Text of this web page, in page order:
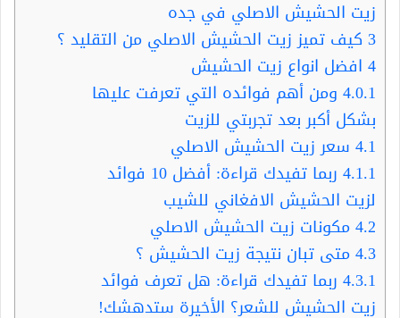
زيت الحشيش الاصلي في جده
3 كيف تميز زيت الحشيش الاصلي من التقليد ؟
4 افضل انواع زيت الحشيش
4.0.1 ومن أهم فوائده التي تعرفت عليها
بشكل أكبر بعد تجربتي للزيت
4.1 سعر زيت الحشيش الاصلي
4.1.1
ربما تفيدك قراءة: أفضل 10 فوائد
لزيت الحشيش الافغاني للشيب
4.2مكونات زيت الحشيش الاصلي
4.3متى تبان نتيجة زيت الحشيش ؟
4.3.1 ربما تفيدك قراءة: هل تعرف فوائد
زيت الحشيش للشعر؟ الأخيرة ستدهشك!